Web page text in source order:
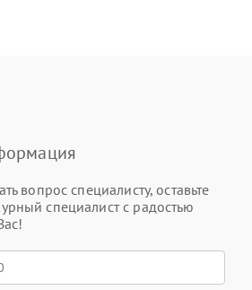
вопрос специалисту, оставьте
специалист с радостью